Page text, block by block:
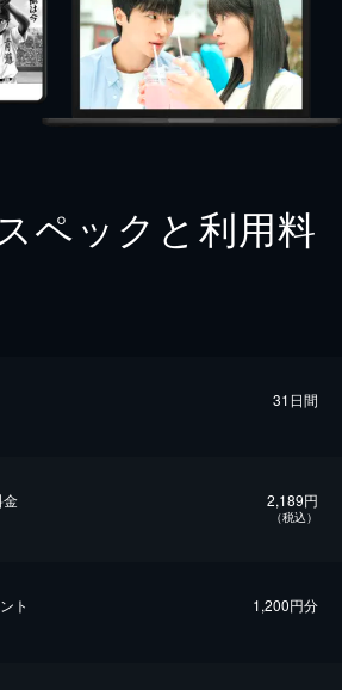
ペックと利用料
31日間
金 2,189円
（税込）
ト 1,200円分